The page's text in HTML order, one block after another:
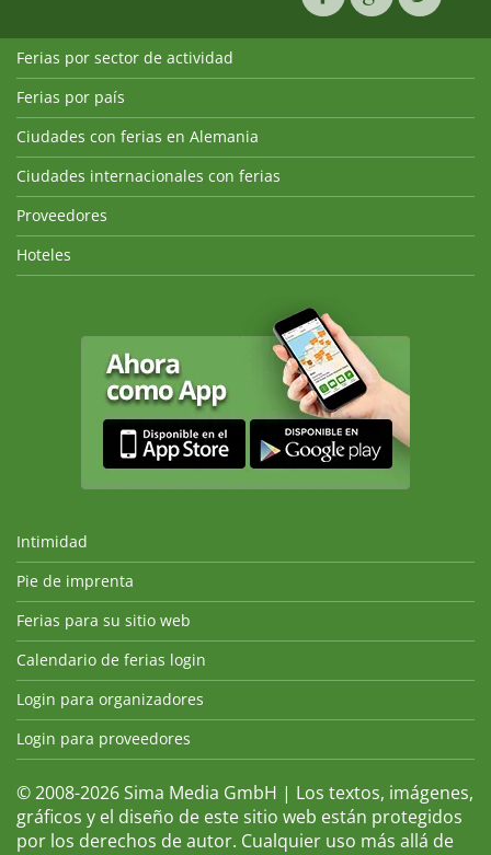
Ferias por sector de actividad
Ferias por país
Ciudades con ferias en Alemania
Ciudades internacionales con ferias
Proveedores
Hoteles
Intimidad
Pie de imprenta
Ferias para su sitio web
Calendario de ferias login
Login para organizadores
Login para proveedores
© 2008-2026 Sima Media GmbH | Los textos, imágenes,
gráficos y el diseño de este sitio web están protegidos
por los derechos de autor. Cualquier uso más allá de